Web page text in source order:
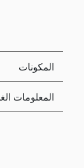
المكونات
المعلومات